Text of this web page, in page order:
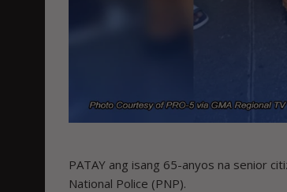
PATAY ang isang 65-anyos na senior
National Police (PNP).